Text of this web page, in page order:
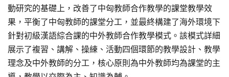
動研究的基礎上，改善了中匈教師合作教學的課堂教學效
果，平衡了中匈教師的課堂分工，並最終構建了海外環境下
針對初級漢語綜合課的中外教師合作教學模式。該模式詳細
展示了複習、講解、操練、活動四個環節的教學設計、教學
理念及中外教師的分工，核心原則為中外教師均為課堂的主